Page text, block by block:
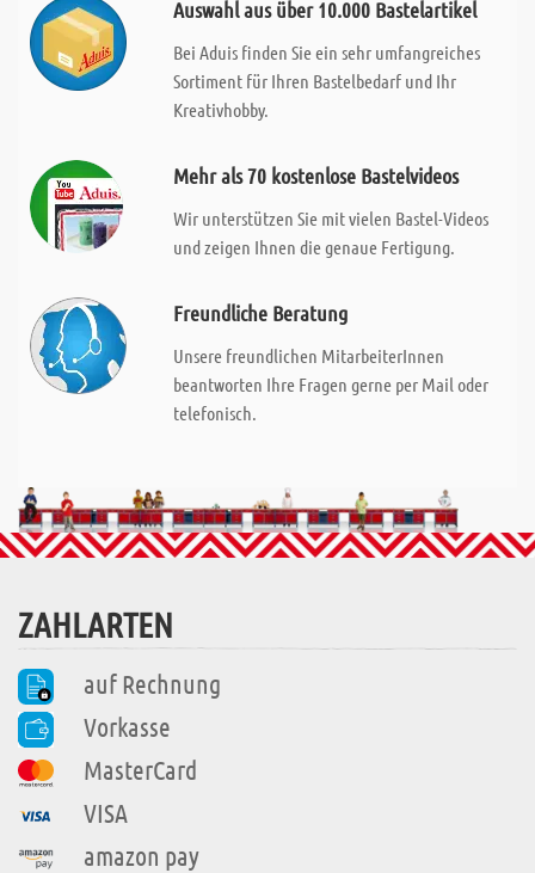
Auswahl aus über 10.000 Bastelartikel
Bei Aduis finden Sie ein sehr umfangreiches
Sortiment für Ihren Bastelbedarf und Ihr
Kreativhobby.
Mehr als 70 kostenlose Bastelvideos
Wir unterstützen Sie mit vielen Bastel-Videos
und zeigen Ihnen die genaue Fertigung.
Freundliche Beratung
Unsere freundlichen MitarbeiterInnen
beantworten Ihre Fragen gerne per Mail oder
telefonisch.
ZAHLARTEN
auf Rechnung
Vorkasse
MasterCard
VISA
amazon pay